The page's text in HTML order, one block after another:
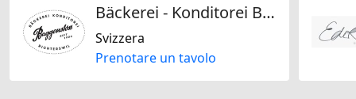
Bäckerei - Konditorei Baggenstoss
Svizzera
Prenotare un tavolo